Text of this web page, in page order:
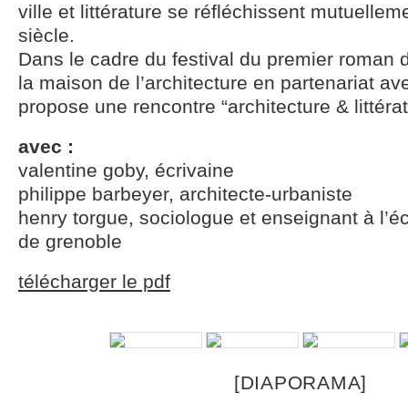
ville et littérature se réfléchissent
siècle.
Dans le cadre du festival du premier roman
la maison de l’architecture en partenariat
propose une rencontre “architecture &
avec :
valentine goby, écrivaine
philippe barbeyer, architecte-urbaniste
henry torgue, sociologue et enseignant à
de grenoble
télécharger le pdf
[DIAPORAMA]